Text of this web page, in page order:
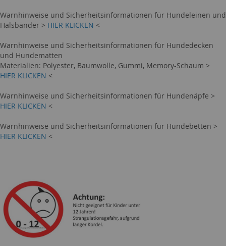
Warnhinweise und Sicherheitsinformationen für Hundeleinen und
Halsbänder > HIER KLICKEN <
Warnhinweise und Sicherheitsinformationen für Hundedecken
und Hundematten
Materialien: Polyester, Baumwolle, Gummi, Memory-Schaum >
HIER KLICKEN <
Warnhinweise und Sicherheitsinformationen für Hundenäpfe >
HIER KLICKEN <
Warnhinweise und Sicherheitsinformationen für Hundebetten >
HIER KLICKEN <